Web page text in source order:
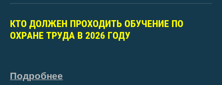
КТО ДОЛЖЕН ПРОХОДИТЬ ОБУЧЕНИЕ ПО
ОХРАНЕ ТРУДА В 2026 ГОДУ
Подробнее